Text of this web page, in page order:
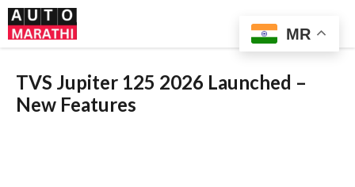
Skip
to
content
TVS Jupiter 125 2026 Launched –
New Features
MR